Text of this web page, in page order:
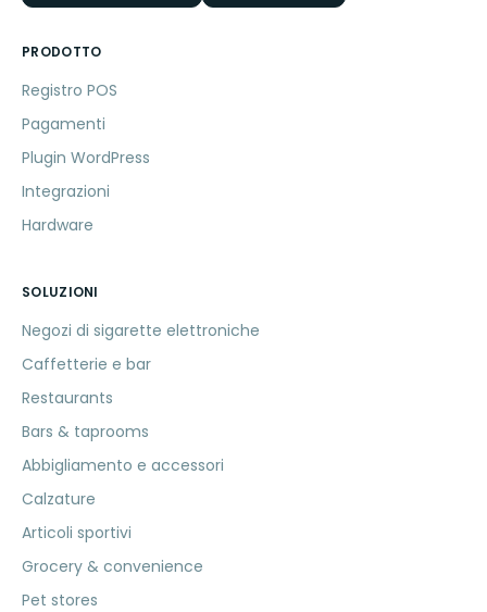
PRODOTTO
Registro POS
Pagamenti
Plugin WordPress
Integrazioni
Hardware
SOLUZIONI
Negozi di sigarette elettroniche
Caffetterie e bar
Restaurants
Bars & taprooms
Abbigliamento e accessori
Calzature
Articoli sportivi
Grocery & convenience
Pet stores